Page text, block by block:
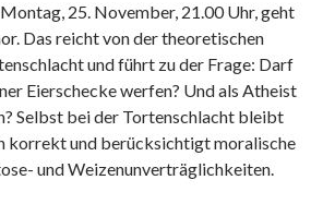
25. November, 21.00 Uhr, geht
Das reicht von der theoretischen
und führt zu der Frage: Darf
Eierschecke werfen? Und als Atheist
Selbst bei der Tortenschlacht bleibt
korrekt und berücksichtigt moralische
und Weizenunverträglichkeiten.